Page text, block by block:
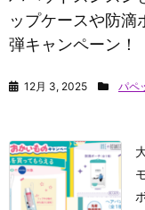
ップケースや防滴
弾キャンペーン！
12月 3, 2025 パペ